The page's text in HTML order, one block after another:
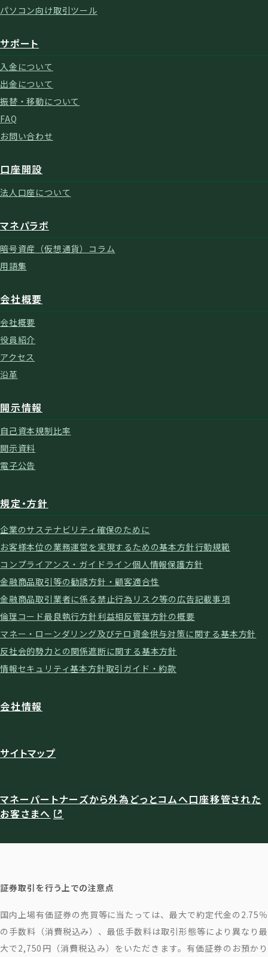
パソコン向け取引ツール
サポート
入金について
出金について
振替・移動について
FAQ
お問い合わせ
口座開設
法人口座について
マネパラボ
暗号資産（仮想通貨）コラム
用語集
会社概要
会社概要
役員紹介
アクセス
沿革
開示情報
自己資本規制比率
開示資料
電子公告
規定・方針
企業のサステナビリティ確保のために
お客様本位の業務運営を実現するための基本方針行動規範
コンプライアンス・ガイドライン個人情報保護方針
金融商品取引等の勧誘方針・顧客適合性
金融商品取引業者に係る禁止行為 リスク等の広告記載事項
倫理コード最良執行方針利益相反管理方針の概要
マネー・ローンダリング及びテロ資金供与対策に関する基本方針
反社会的勢力との関係遮断に関する基本方針
情報セキュリティ基本方針取引ガイド・約款
会社情報
サイトマップ
マネーパートナーズから外為どっとコムへ口座移管された
お客さまへ
証券取引を行う上での注意点
国内上場有価証券の売買等に当たっては、最大で約定代金の2.75％
の手数料（消費税込み）、最低手数料は取引形態等により異なり最
大で2,750円（消費税込み）をいただきます。有価証券のお預かり